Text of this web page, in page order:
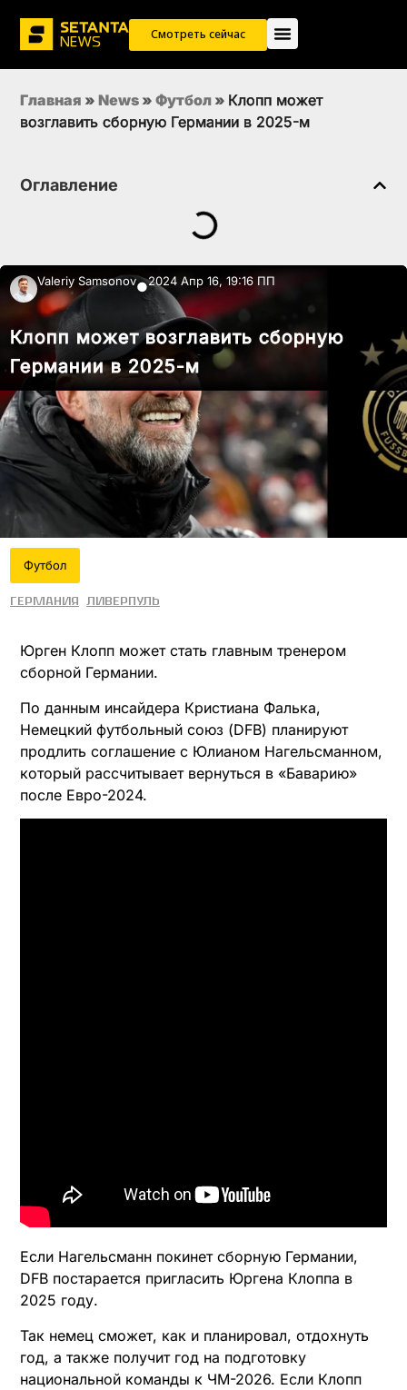
Смотреть сейчас
Главная » News » Футбол » Клопп может
возглавить сборную Германии в 2025-м
Оглавление
Valeriy Samsonov●2024 Апр 16, 19:16 ПП
Клопп может возглавить сборную
Германии в 2025-м
Футбол
Германия Ливерпуль
Юрген Клопп может стать главным тренером
сборной Германии.
По данным инсайдера Кристиана Фалька,
Немецкий футбольный союз (DFB) планируют
продлить соглашение с Юлианом Нагельсманном,
который рассчитывает вернуться в «Баварию»
после Евро-2024.
Если Нагельсманн покинет сборную Германии,
DFB постарается пригласить Юргена Клоппа в
2025 году.
Так немец сможет, как и планировал, отдохнуть
год, а также получит год на подготовку
национальной команды к ЧМ-2026. Если Клопп